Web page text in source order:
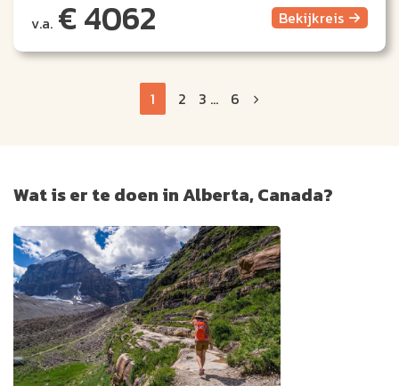
v.a. € 4062 Bekijkreis
1 2 3 ... 6
Wat is er te doen in Alberta, Canada?